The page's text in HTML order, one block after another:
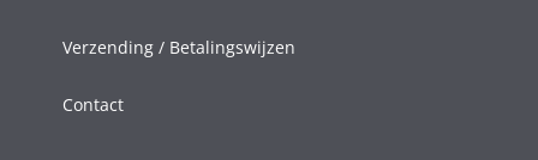
Verzending / Betalingswijzen
Contact